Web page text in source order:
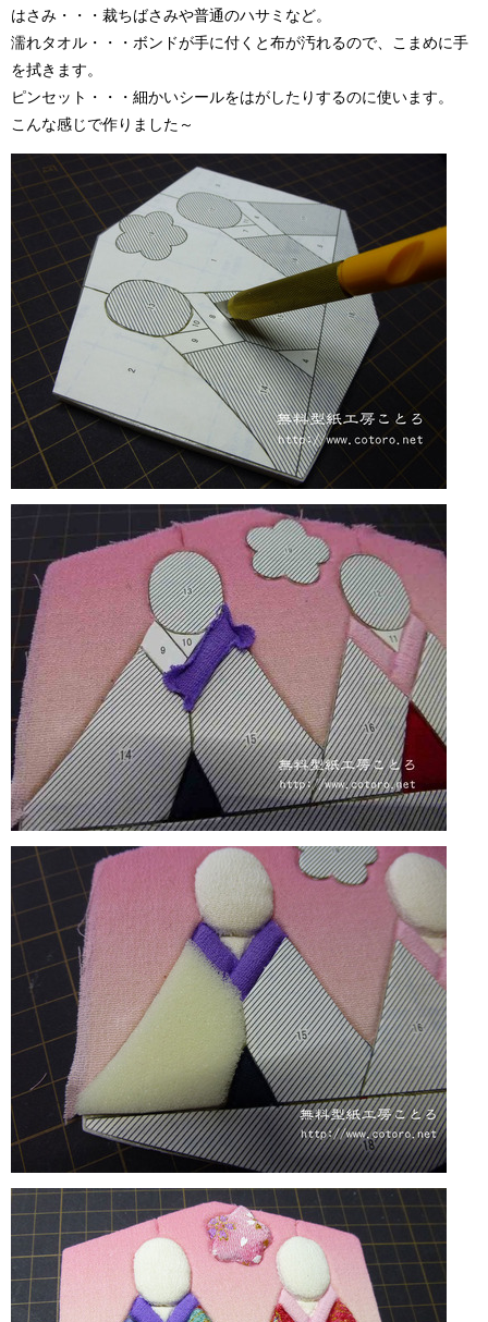
はさみ・・・裁ちばさみや普通のハサミなど。
濡れタオル・・・ボンドが手に付くと布が汚れるので、こまめに手
を拭きます。
ピンセット・・・細かいシールをはがしたりするのに使います。
こんな感じで作りました～